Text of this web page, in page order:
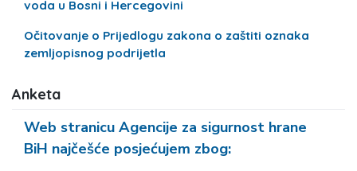
voda u Bosni i Hercegovini
Očitovanje o Prijedlogu zakona o zaštiti oznaka
zemljopisnog podrijetla
Anketa
Web stranicu Agencije za sigurnost hrane
BiH najčešće posjećujem zbog: